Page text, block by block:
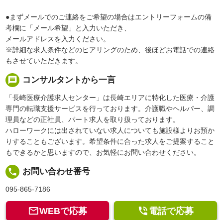
●まずメールでのご連絡をご希望の場合はエントリーフォームの備
考欄に「メール希望」と入力いただき、
メールアドレスを入力ください。
※詳細な求人条件などのヒアリングのため、後ほどお電話での連絡
もさせていただきます。
message コンサルタントから一言
「長崎医療介護求人センター」は長崎エリアに特化した医療・介護
専門の転職支援サービスを行っております。介護職やヘルパー、調
理員などの正社員、パート求人を取り扱っております。
ハローワークには出されていない求人についても施設様よりお預か
りすることもございます。希望条件に合った求人をご提案すること
もできるかと思いますので、お気軽にお問い合わせください。
local_phone お問い合わせ番号
095-865-7186
WEBで応募  電話で応募